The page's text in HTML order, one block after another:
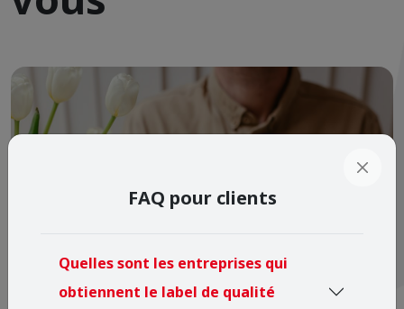
FAQ pour clients
Quelles sont les entreprises qui
obtiennent le label de qualité